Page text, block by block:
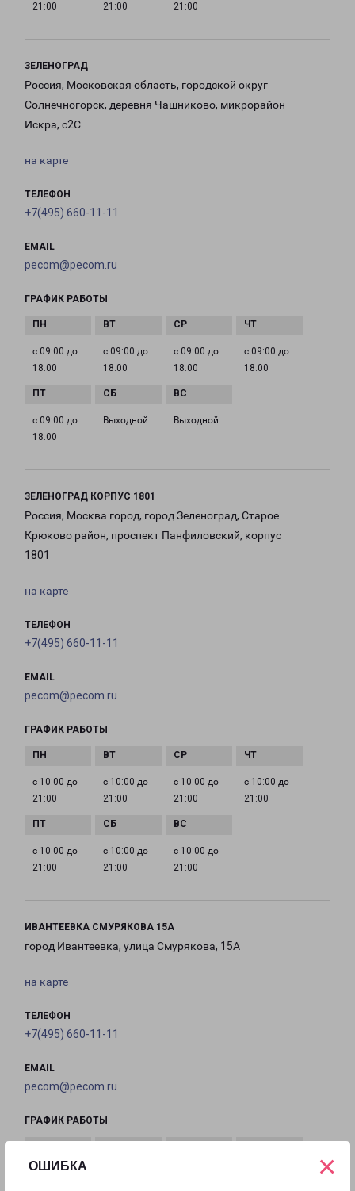
ОШИБКА ×
21:00
21:00
21:00
ЗЕЛЕНОГРАД
Россия, Московская область, городской округ
Солнечногорск, деревня Чашниково, микрорайон
Искра, с2С
на карте
ТЕЛЕФОН
+7(495) 660-11-11
EMAIL
pecom@pecom.ru
ГРАФИК РАБОТЫ
с 09:00 до
18:00
с 09:00 до
18:00
с 09:00 до
18:00
с 09:00 до
18:00
с 09:00 до
18:00
Выходной Выходной
ЗЕЛЕНОГРАД КОРПУС 1801
Россия, Москва город, город Зеленоград, Старое
Крюково район, проспект Панфиловский, корпус
1801
на карте
ТЕЛЕФОН
+7(495) 660-11-11
EMAIL
pecom@pecom.ru
ГРАФИК РАБОТЫ
с 10:00 до
21:00
с 10:00 до
21:00
с 10:00 до
21:00
с 10:00 до
21:00
с 10:00 до
21:00
с 10:00 до
21:00
с 10:00 до
21:00
ИВАНТЕЕВКА СМУРЯКОВА 15А
город Ивантеевка, улица Смурякова, 15А
на карте
ТЕЛЕФОН
+7(495) 660-11-11
EMAIL
pecom@pecom.ru
ГРАФИК РАБОТЫ
с 10:00 до